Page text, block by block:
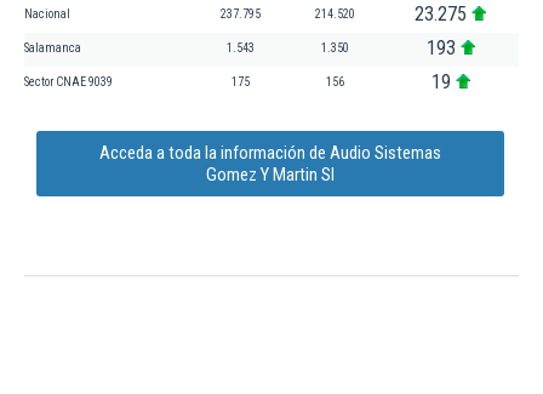
Nacional 237.795 214.520 23.275
Salamanca 1.543 1.350 193
Sector CNAE 9039 175 156 19
Acceda a toda la información de Audio Sistemas
Gomez Y Martin Sl